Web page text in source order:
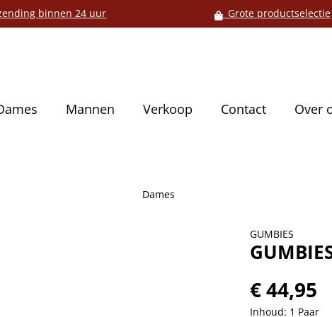
binnen 24 uur Grote productselectie
Mannen Verkoop Contact Over
Dames
GUMBIES
€ 44,95
Inhoud: 1 Paar